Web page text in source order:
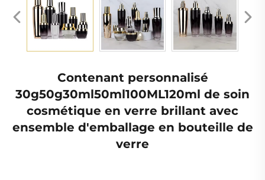
Contenant personnalisé
30g50g30ml50ml100ML120ml de soin
cosmétique en verre brillant avec
ensemble d'emballage en bouteille de
verre